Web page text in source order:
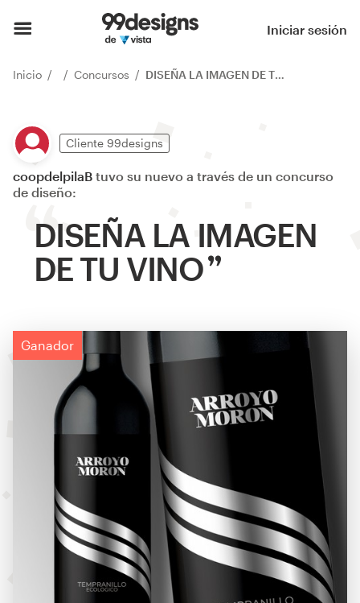
Iniciar sesión
Inicio Concursos DISEÑA LA IMAGEN DE TU VINO
Cliente 99designs
coopdelpilaB tuvo su nuevo a través de un concurso
de diseño:
Ganador
DISEÑA LA IMAGEN
DE TU VINO